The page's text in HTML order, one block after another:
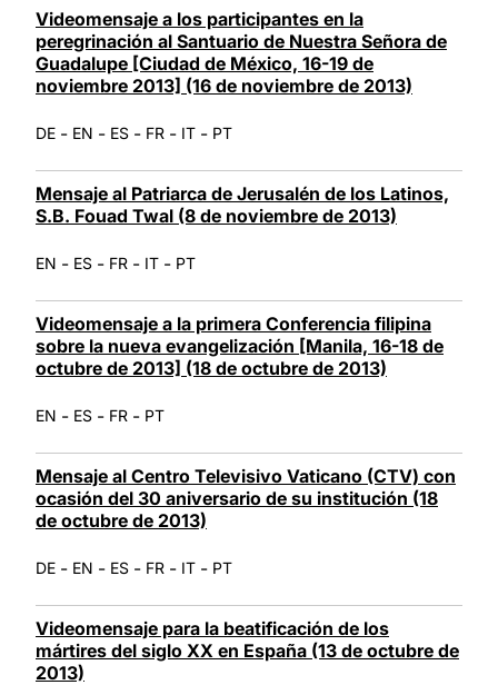
Videomensaje a los participantes en la
peregrinación al Santuario de Nuestra Señora de
Guadalupe [Ciudad de México, 16-19 de
noviembre 2013] (16 de noviembre de 2013)
DE - EN - ES - FR - IT - PT
Mensaje al Patriarca de Jerusalén de los Latinos,
S.B. Fouad Twal (8 de noviembre de 2013)
EN - ES - FR - IT - PT
Videomensaje a la primera Conferencia filipina
sobre la nueva evangelización [Manila, 16-18 de
octubre de 2013] (18 de octubre de 2013)
EN - ES - FR - PT
Mensaje al Centro Televisivo Vaticano (CTV) con
ocasión del 30 aniversario de su institución (18
de octubre de 2013)
DE - EN - ES - FR - IT - PT
Videomensaje para la beatificación de los
mártires del siglo XX en España (13 de octubre de
2013)